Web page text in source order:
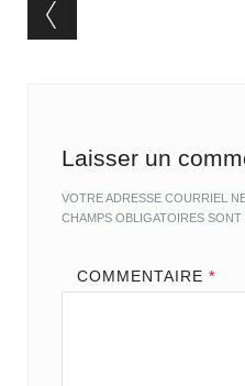
Post
Laisser un
VOTRE ADRESSE COURRIEL
CHAMPS OBLIGATOIRES
COMMENTAIRE *